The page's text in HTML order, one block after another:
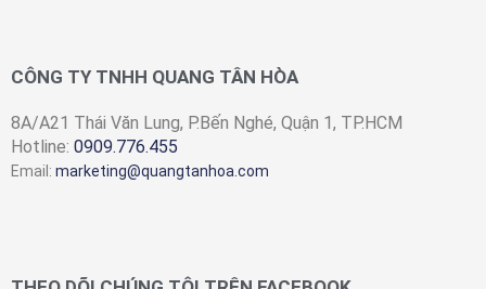
CÔNG TY TNHH QUANG TÂN HÒA
8A/A21 Thái Văn Lung, P.Bến Nghé, Quận 1, TP.HCM
Hotline: 0909.776.455
Email: marketing@quangtanhoa.com